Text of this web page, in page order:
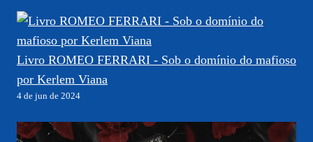
Livro ROMEO FERRARI - Sob o domínio do mafioso
por Kerlem Viana
4 de jun de 2024